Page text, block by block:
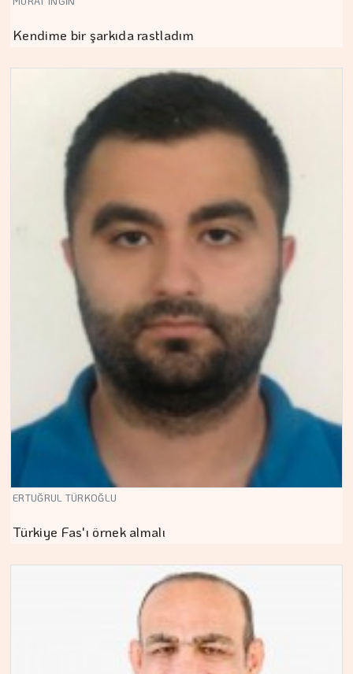
Kendime bir şarkıda rastladım
ERTUĞRUL TÜRKOĞLU
Türkiye Fas'ı örnek almalı